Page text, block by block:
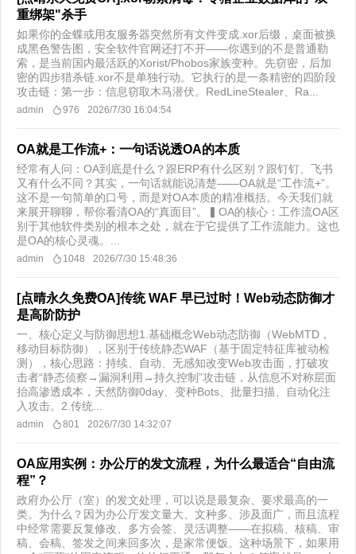
重绑架"杀手
如果你的金蝶或用友服务器突然所有文件变成.xor后缀，桌面被换
成黑色警告图，安全软件官网还打不开——你遇到的不是普通勒
索，是当前国内最活跃的Xorist/Phobos家族变种。​先窃密，后加
密的四步猎杀链.xor不是单独行动。它执行的是一条精密的四阶段
攻击链：第一步：信息窃取木马潜伏。RedLineStealer、Ra...
admin 976 2026/7/30 16:04:54
OA就是工作流+：一句话说透OA的本质
经常有人问：OA到底是什么？跟ERP有什么区别？跟钉钉、飞书
又有什么不同？其实，一句话就能说清楚——OA就是“工作流+”。
这不是一句简单的口号，而是对OA本质的精准概括。今天我们就
来展开聊聊，帮你看清OA的“真面目”。▍OA的核心：工作流OA区
别于其他软件类别的根本之处，就在于它提供了工作流能力。这也
是OA的核心灵魂。...
admin 1048 2026/7/30 15:48:36
[点晴永久免费OA]传统 WAF 早已过时！Web动态防御才
是高阶防护
一、核心定义与防御思想1.基础概念Web动态防御（WebMTD，
移动目标防御），区别于传统静态WAF（基于固定特征库被动检
测），核心思路：持续、自动、无感知改变Web攻击面，打破攻
击者“静态侦察→漏洞利用→持久控制”攻击链，从信息不对称层面
抬高渗透成本，天然防御0day、变种Bots、批量扫描、自动化注
入攻击。2.传统...
admin 801 2026/7/30 14:32:07
OA应用实例：办公厅的发文流程，为什么最适合“自由流
程”？
政府办公厅（室）的发文处理，可以说是最复杂、要求最高的一
类。为什么？因为办公厅发文量大、文种多、涉及面广，而且流程
中经常需要反复修改、多方会签、灵活调整——在拟稿、核稿、审
稿、会稿、签发之间来回多次，是家常便饭。这种场景下，如果用